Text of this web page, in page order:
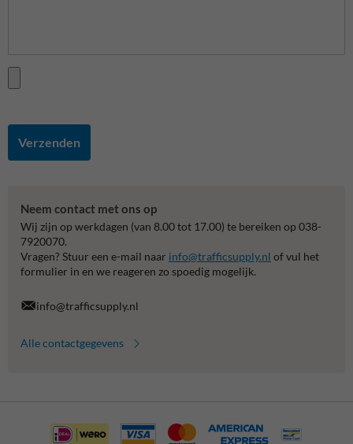
Verzenden
Neem contact met ons op
Wij zijn op werkdagen (van 8.00 tot 17.00) te bereiken op 038-
7920070.
Vragen? Stuur een e-mail naar info@trafficsupply.nl of vul het
formulier in en we reageren zo spoedig mogelijk.
info@trafficsupply.nl
Alle contactgegevens